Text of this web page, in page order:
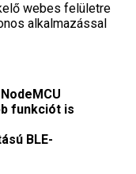
webes felületre
alkalmazással
funkciót is
BLE-